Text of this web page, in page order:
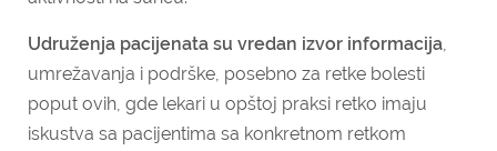
Udruženja pacijenata su vredan izvor informacija,
umrežavanja i podrške, posebno za retke bolesti
poput ovih, gde lekari u opštoj praksi retko imaju
iskustva sa pacijentima sa konkretnom retkom